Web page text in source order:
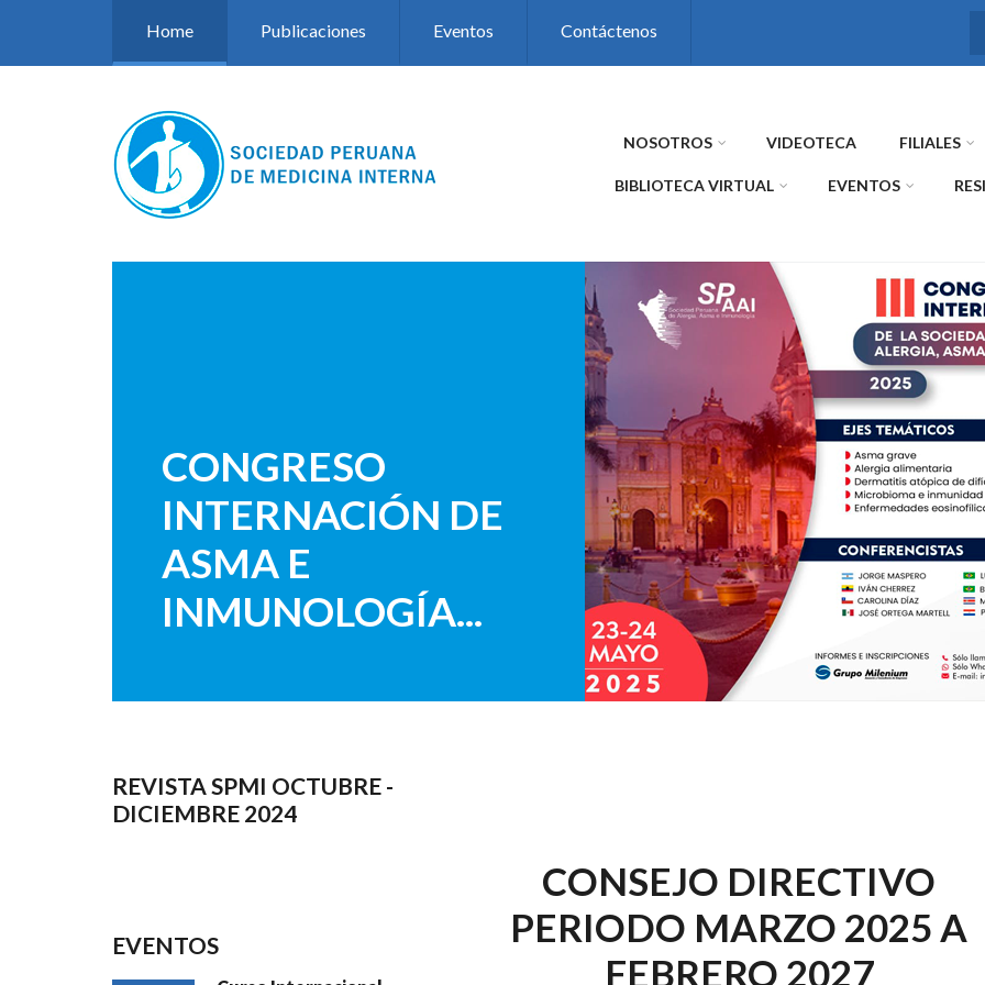
Home Publicaciones Eventos Contáctenos
NOSOTROS VIDEOTECA FILIALES
BIBLIOTECA VIRTUAL EVENTOS
CONGRESO
INTERNACIÓN DE
ASMA E
INMUNOLOGÍA...
REVISTA SPMI OCTUBRE -
DICIEMBRE 2024
EVENTOS
CONSEJO DIRECTIVO
PERIODO MARZO 2025 A
FEBRERO 2027